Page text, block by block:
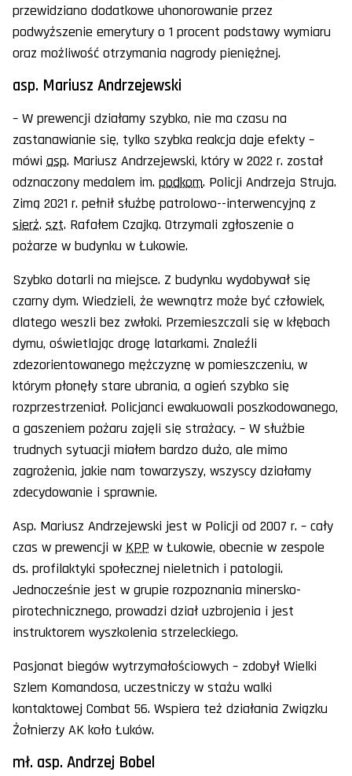
przewidziano dodatkowe uhonorowanie przez
podwyższenie emerytury o 1 procent podstawy wymiaru
oraz możliwość otrzymania nagrody pieniężnej.
asp. Mariusz Andrzejewski
– W prewencji działamy szybko, nie ma czasu na
zastanawianie się, tylko szybka reakcja daje efekty –
mówi asp. Mariusz Andrzejewski, który w 2022 r. został
odznaczony medalem im. podkom. Policji Andrzeja Struja.
Zimą 2021 r. pełnił służbę patrolowo--interwencyjną z
sierż. szt. Rafałem Czajką. Otrzymali zgłoszenie o
pożarze w budynku w Łukowie.
Szybko dotarli na miejsce. Z budynku wydobywał się
czarny dym. Wiedzieli, że wewnątrz może być człowiek,
dlatego weszli bez zwłoki. Przemieszczali się w kłębach
dymu, oświetlając drogę latarkami. Znaleźli
zdezorientowanego mężczyznę w pomieszczeniu, w
którym płonęły stare ubrania, a ogień szybko się
rozprzestrzeniał. Policjanci ewakuowali poszkodowanego,
a gaszeniem pożaru zajęli się strażacy. – W służbie
trudnych sytuacji miałem bardzo dużo, ale mimo
zagrożenia, jakie nam towarzyszy, wszyscy działamy
zdecydowanie i sprawnie.
Asp. Mariusz Andrzejewski jest w Policji od 2007 r. – cały
czas w prewencji w KPP w Łukowie, obecnie w zespole
ds. profilaktyki społecznej nieletnich i patologii.
Jednocześnie jest w grupie rozpoznania minersko-
pirotechnicznego, prowadzi dział uzbrojenia i jest
instruktorem wyszkolenia strzeleckiego.
Pasjonat biegów wytrzymałościowych – zdobył Wielki
Szlem Komandosa, uczestniczy w stażu walki
kontaktowej Combat 56. Wspiera też działania Związku
Żołnierzy AK koło Łuków.
mł. asp. Andrzej Bobel